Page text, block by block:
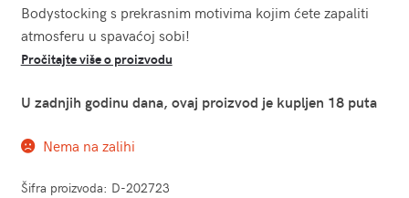
Bodystocking s prekrasnim motivima kojim ćete zapaliti
atmosferu u spavaćoj sobi!
Pročitajte više o proizvodu
U zadnjih godinu dana, ovaj proizvod je kupljen 18 puta
Nema na zalihi
Šifra proizvoda: D-202723